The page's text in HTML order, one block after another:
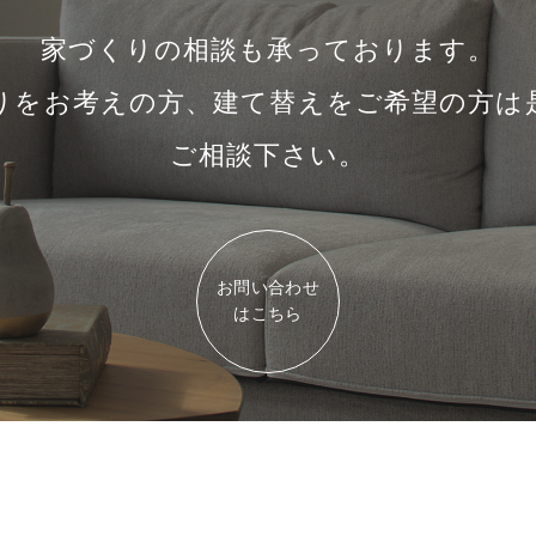
家づくりの相談も承っております。
をお考えの方、建て替えをご希望の方は
ご相談下さい。
お問い合わせ
はこちら